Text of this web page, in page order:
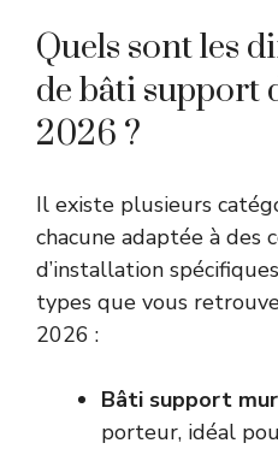
Quels sont les
de bâti support
2026 ?
Il existe plusieurs
chacune adaptée à des
d’installation
types que vous
2026 :
Bâti support
porteur, idéal